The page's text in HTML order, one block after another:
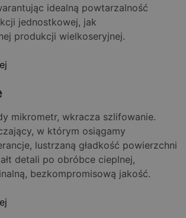
idealną powtarzalność
jednostkowej, jak
produkcji wielkoseryjnej.
mikrometr, wkracza szlifowanie.
w którym osiągamy
lustrzaną gładkość powierzchni
detali po obróbce cieplnej,
bezkompromisową jakość.